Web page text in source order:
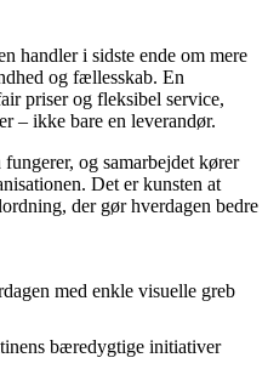
handler i sidste ende om mere
og fællesskab. En
priser og fleksibel service,
– ikke bare en leverandør.
og samarbejdet kører
Det er kunsten at
der gør hverdagen bedre
med enkle visuelle greb
bæredygtige initiativer